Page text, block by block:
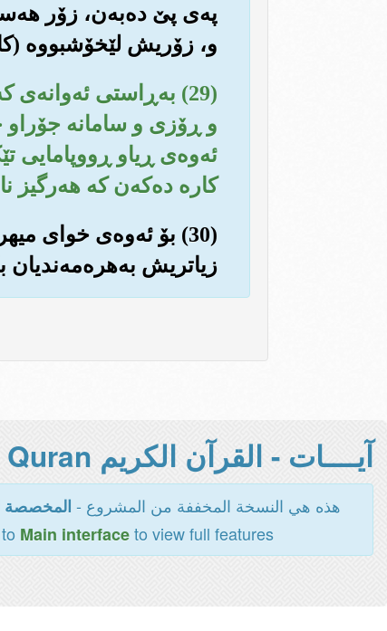
په‌ی پێ ده‌به‌ن، زۆر
و، زۆریش لێخۆشبووه
(29) به‌ڕاستی
و ڕۆزی و سامانه جۆراو
ئه‌وه‌ی ڕیاو ڕووپامایی
کاره ده‌که‌ن که هه‌رگیز
(30) بۆ ئه‌وه‌ی خوای
زیاتریش به‌هره‌مه‌ندیان
آيــــات - القرآن الكريم Holy Quran -
هذه هي النسخة المخففة من المشروع - المخصصة
Main interfaceto view full features